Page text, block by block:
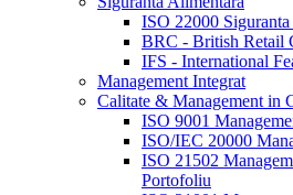
ISO 22000
BRC - British Retail
IFS - International
Management Integrat
Calitate & Management in
ISO 9001
ISO/IEC 20000
ISO 21502
Portofoliu